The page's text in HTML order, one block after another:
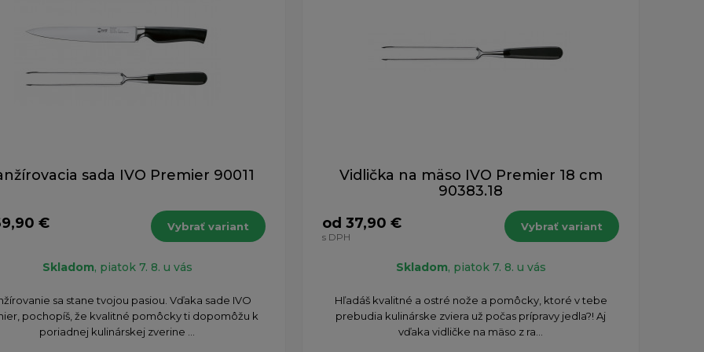
sada IVO Premier 90011
€ Vybrať variant
Skladom, piatok 7. 8. u vás
sa stane tvojou pasiou. Vďaka sade IVO
pochopíš, že kvalitné pomôcky ti dopomôžu k
poriadnej kulinárskej zverine ...
Vidlička na mäso IVO Premier 18 cm
90383.18
od 37,90 €
s DPH
Vybrať variant
Skladom, piatok 7. 8. u vás
Hľadáš kvalitné a ostré nože a pomôcky, ktoré v tebe
prebudia kulinárske zviera už počas prípravy jedla?! Aj
vďaka vidličke na mäso z ra...